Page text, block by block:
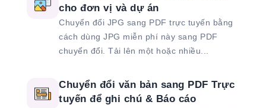
cho đơn vị và dự án
Chuyển đổi JPG sang PDF trực tuyến bằng
cách dùng JPG miễn phí này sang PDF
chuyển đổi. Tải lên một hoặc nhiều...
Chuyển đổi văn bản sang PDF Trực
tuyến để ghi chú & Báo cáo